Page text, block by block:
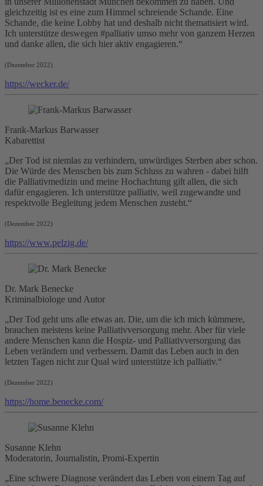
gleichzeitig ist es eine zum Himmel schreiende Schande. Eine
Schande, die keine Lobby hat und deshalb nicht thematisiert wird.
Ich unterstütze deswegen #palliativ umso mehr von ganzem Herzen
und danke allen, die sich hier aktiv engagieren.“
(Dezember 2022)
https://wecker.de/
Frank-Markus Barwasser
Kabarettist
„Der Tod ist niemlas zu verhindern, unwürdiges Sterben aber schon.
Die Würde des Menschen bis zum Schluss zu wahren - dabei hilft
die Palliativmedizin und meine Hochachtung gilt allen, die sich
dafür engagieren. Ich unterstütze palliativ, weil zugewandte und
respektvolle Begleitung jedem Menschen zusteht.“
(Dezember 2022)
https://www.pelzig.de/
Dr. Mark Benecke
Kriminalbiologe und Autor
„Der Tod geht uns alle etwas an. Die, um die ich mich kümmere,
brauchen meistens keine Palliativversorgung mehr. Aber für viele
andere Menschen kann die Hospiz- und Palliativversorgung das
Leben verändern und verbessern. Damit das Leben auch in den
letzten Tagen nicht zur Qual wird unterstütze ich palliativ.“
(Dezember 2022)
https://home.benecke.com/
Susanne Klehn
Moderatorin, Journalistin, Promi-Expertin
„Eine schwere Diagnose verändert das Leben von einem Tag auf